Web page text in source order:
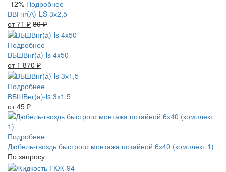
-12% Подробнее
ВВГнг(А)-LS 3х2,5
от 71 ₽ 80₽
Подробнее
ВБШВнг(а)-ls 4x50
от 1 870 ₽
Подробнее
ВБШВнг(а)-ls 3х1,5
от 45 ₽
Подробнее
Дюбель-гвоздь быстрого монтажа потайной 6х40 (комплект 1)
По запросу